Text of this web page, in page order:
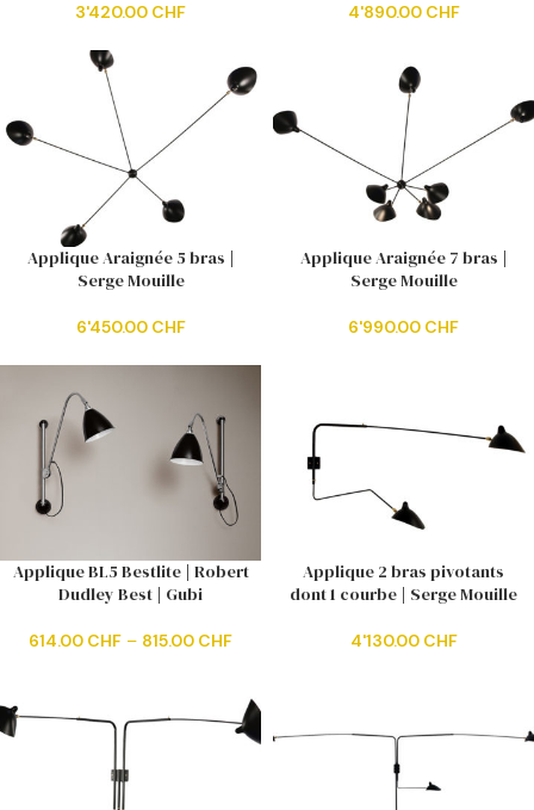
3'420.00 CHF 4'890.00 CHF
Applique Araignée 5 bras |
Serge Mouille
6'450.00 CHF
Applique Araignée 7 bras |
Serge Mouille
6'990.00 CHF
Applique BL5 Bestlite | Robert
Dudley Best | Gubi
614.00 CHF – 815.00 CHF
Applique 2 bras pivotants
dont 1 courbe | Serge Mouille
4'130.00 CHF